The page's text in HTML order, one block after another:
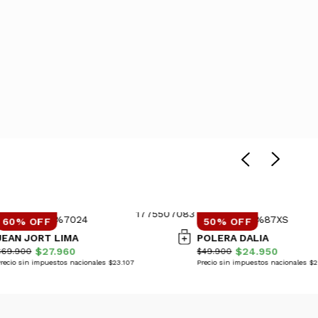
60% OFF
JORT LIMA
$27.960
sin impuestos nacionales $23.107
50% OFF
POLERA DALIA
$49.900 $24.950
Precio sin impuestos nacionales